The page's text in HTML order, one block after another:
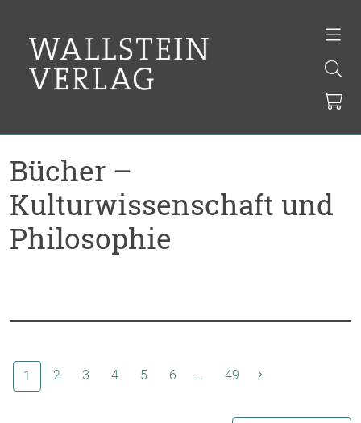
Bücher –
Kulturwissenschaft und
Philosophie
1 (aktuelle Seite)
2 3 4 5 6 … 49